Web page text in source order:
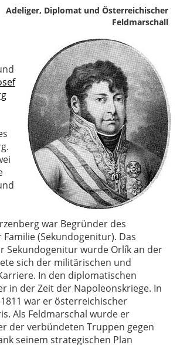
Adeliger, Diplomat und Österreichischer
Feldmarschall
war Begründer des
Familie (Sekundogenitur). Das
Sekundogenitur wurde Orlík an der
sich der militärischen und
In den diplomatischen
in der Zeit der Napoleonskriege. In
war er österreichischer
Als Feldmarschal wurde er
der verbündeten Truppen gegen
seinem strategischen Plan